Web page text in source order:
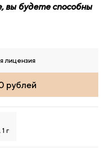
вы будете способны
лицензия
рублей
г